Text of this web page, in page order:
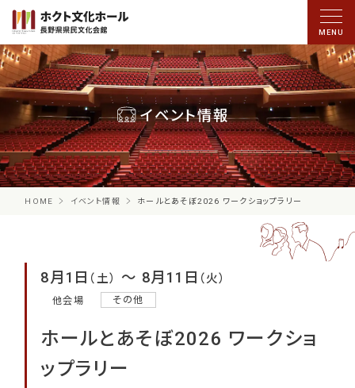
イベント情報
HOME イベント情報 ホールとあそぼ2026 ワークショップラリー
8月1日 （土） 〜 8月11日 （火）
他会場 その他
ホールとあそぼ2026 ワークショ
ップラリー